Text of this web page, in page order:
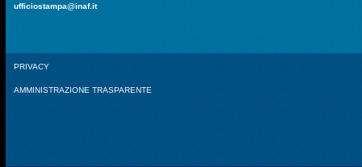
ufficiostampa@inaf.it
PRIVACY
AMMINISTRAZIONE TRASPARENTE